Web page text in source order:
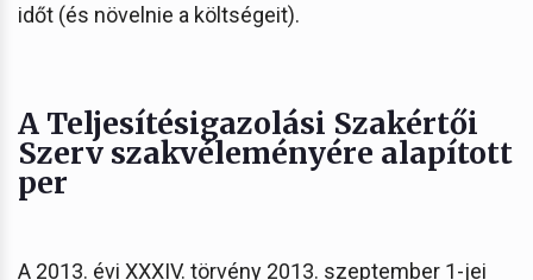
időt (és növelnie a költségeit).
A Teljesítésigazolási Szakértői
Szerv szakvéleményére alapított
per
A 2013. évi XXXIV. törvény 2013. szeptember 1-jei